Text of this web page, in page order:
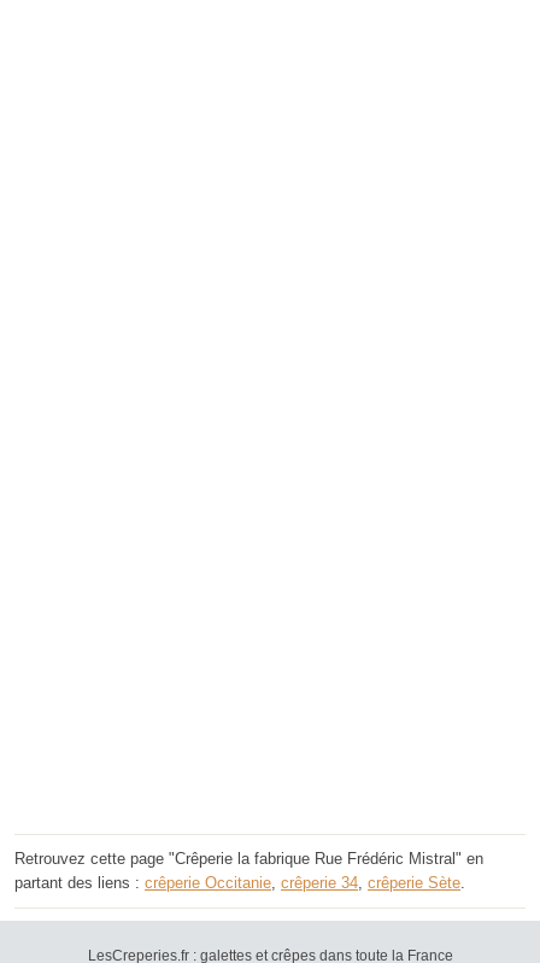
Retrouvez cette page "Crêperie la fabrique Rue Frédéric Mistral" en
partant des liens : crêperie Occitanie, crêperie 34, crêperie Sète.
LesCreperies.fr : galettes et crêpes dans toute la France